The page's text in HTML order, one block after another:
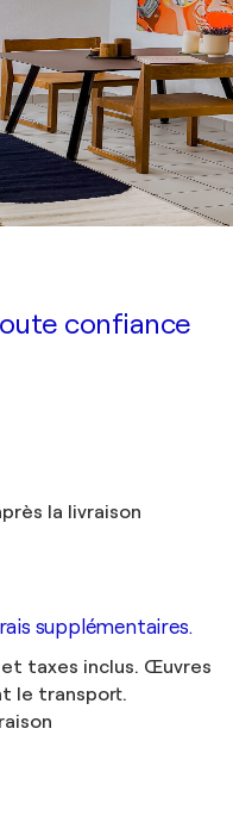
confiance
la livraison
supplémentaires.
taxes inclus. Œuvres
le transport.